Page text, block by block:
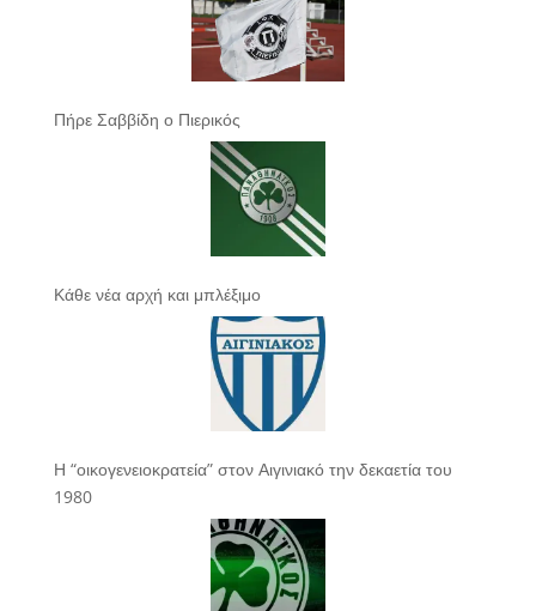
Πήρε Σαββίδη ο Πιερικός
Κάθε νέα αρχή και μπλέξιμο
Η “οικογενειοκρατεία” στον Αιγινιακό την δεκαετία του
1980